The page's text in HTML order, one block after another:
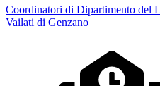
Coordinatori di Dipartimento del
Vailati di Genzano